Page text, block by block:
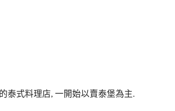
泰式料理店, 一開始以賣泰堡為主.